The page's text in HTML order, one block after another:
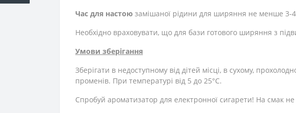
Час для настою замішаної рідини для ширяння не менше 3-4
Необхідно враховувати, що для бази готового ширяння з
Умови зберігання
Зберігати в недоступному від дітей місці, в сухому,
променів. При температурі від 5 до 25°С.
Спробуй ароматизатор для електронної сигарети! На смак